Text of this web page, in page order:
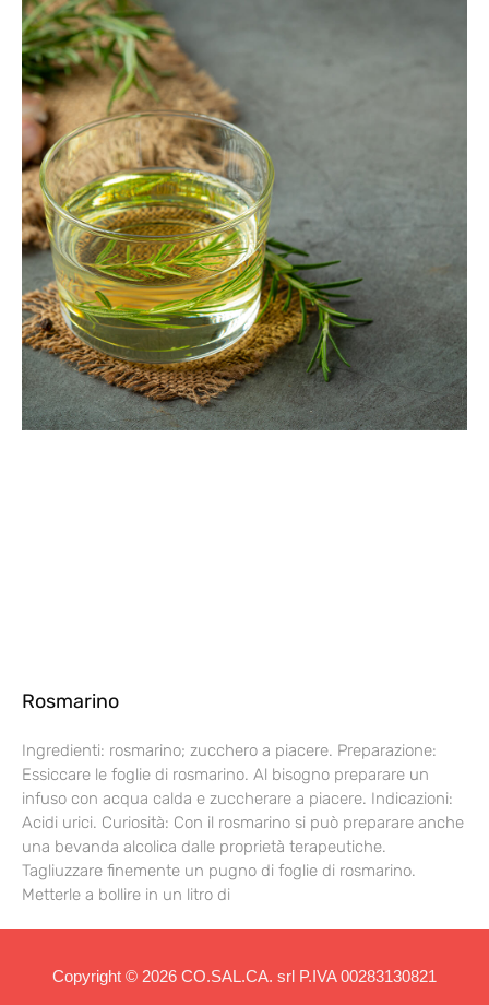
Rosmarino
Ingredienti: rosmarino; zucchero a piacere. Preparazione:
Essiccare le foglie di rosmarino. Al bisogno preparare un
infuso con acqua calda e zuccherare a piacere. Indicazioni:
Acidi urici. Curiosità: Con il rosmarino si può preparare anche
una bevanda alcolica dalle proprietà terapeutiche.
Tagliuzzare finemente un pugno di foglie di rosmarino.
Metterle a bollire in un litro di
Copyright © 2026 CO.SAL.CA. srl P.IVA 00283130821